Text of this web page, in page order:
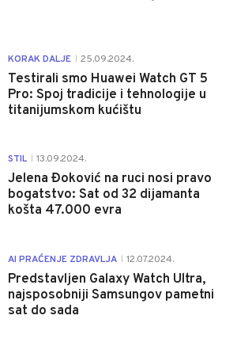
KORAK DALJE 25.09.2024.
Testirali smo Huawei Watch GT 5
Pro: Spoj tradicije i tehnologije u
titanijumskom kućištu
STIL 13.09.2024.
Jelena Đoković na ruci nosi pravo
bogatstvo: Sat od 32 dijamanta
košta 47.000 evra
AI PRAĆENJE ZDRAVLJA 12.07.2024.
Predstavljen Galaxy Watch Ultra,
najsposobniji Samsungov pametni
sat do sada